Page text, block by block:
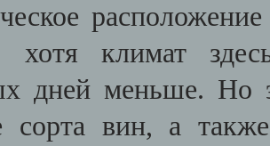
хотя климат
дней меньше. Но
сорта вин, а